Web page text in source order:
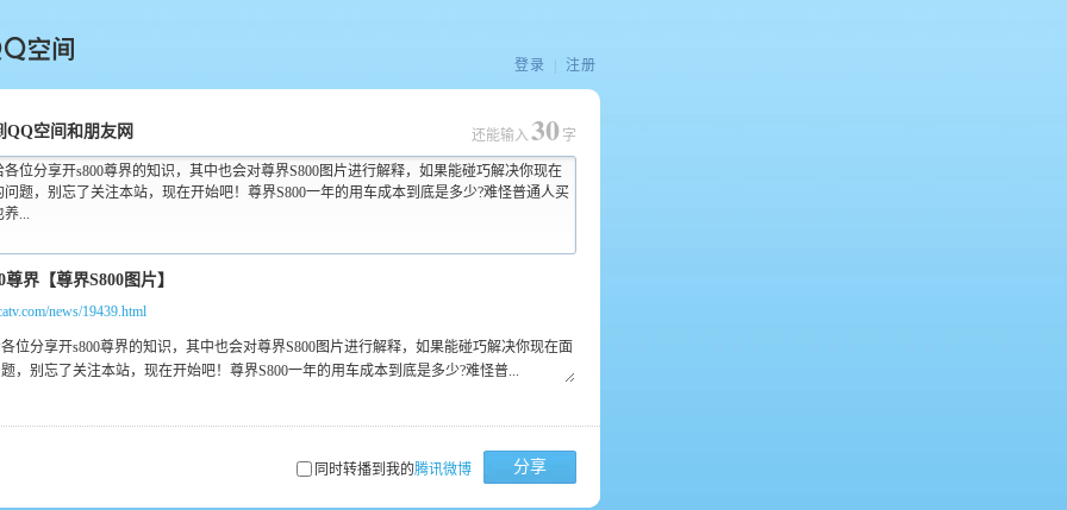
间
登录 注册
QQ空间和朋友网
各位分享开s800尊界的知识，其中也会对尊界S800图片进行解释，如果能碰巧解决你现在
问题，别忘了关注本站，现在开始吧！尊界S800一年的用车成本到底是多少?难怪普通人买
养...
还能输入 30 字
news/19439.html
同时转播到我的腾讯微博 分享